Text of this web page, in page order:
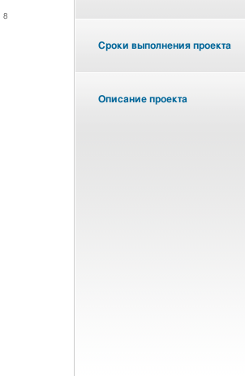
Сроки выполнения проекта
Описание проекта
8